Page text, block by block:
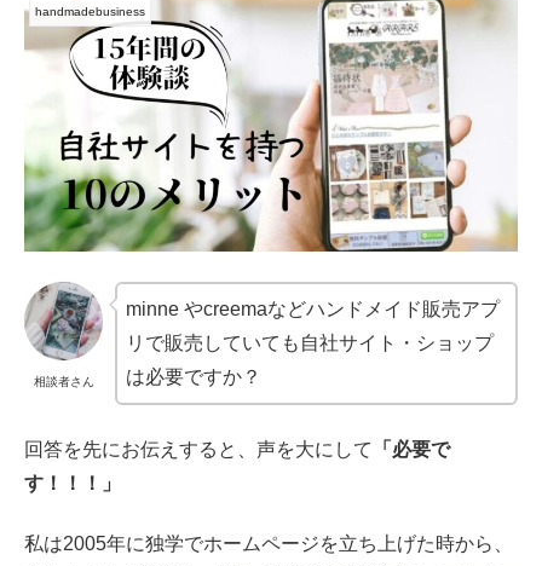
handmadebusiness
相談者さん
minne やcreemaなどハンドメイド販売アプ
リで販売していても自社サイト・ショップ
は必要ですか？
回答を先にお伝えすると、声を大にして
「必要で
す！！！」
私は2005年に独学でホームページを立ち上げた時から、